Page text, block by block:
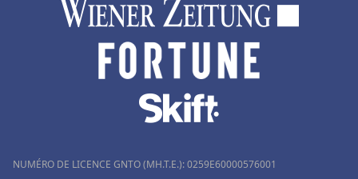
NUMÉRO DE LICENCE GNTO (MH.T.E.): 0259Ε60000576001